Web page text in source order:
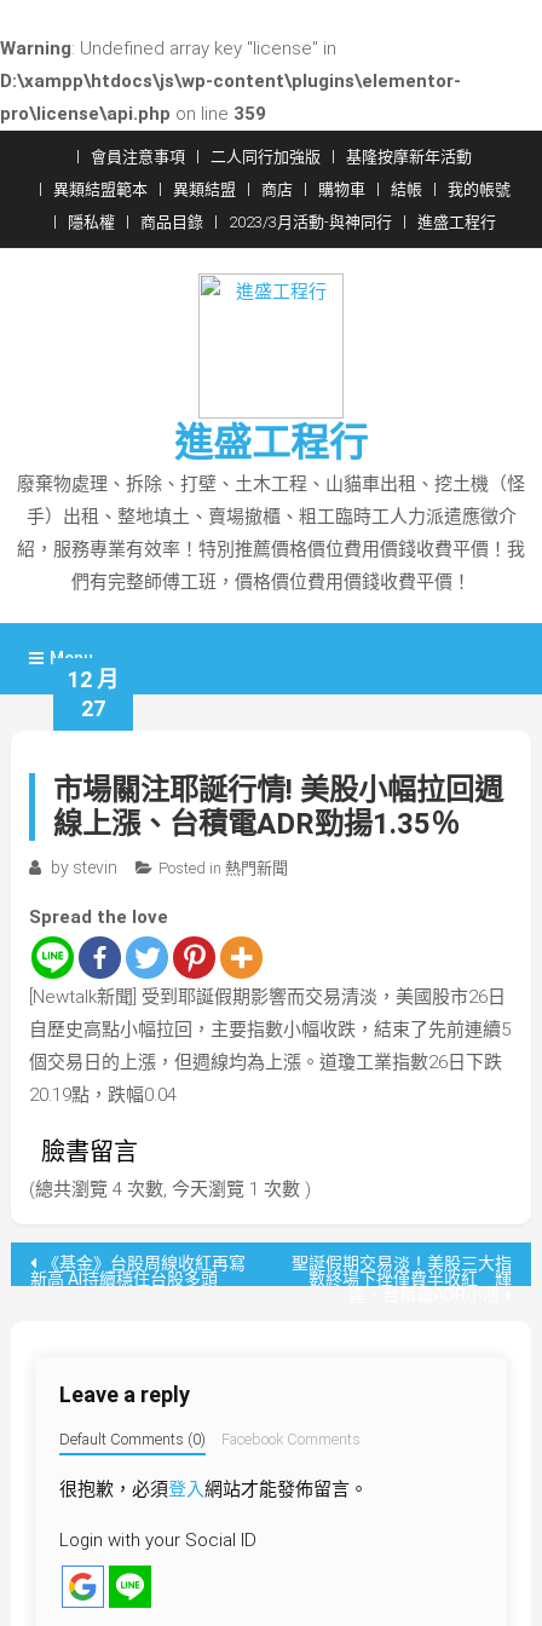
Warning: Undefined array key "license" in
D:\xampp\htdocs\js\wp-content\plugins\elementor-
pro\license\api.php on line 359
content
會員注意事項 二人同行加強版
基隆按摩新年活動
異類結盟範本
異類結盟 商店 購物車 結帳
我的帳號
隱私權
商品目錄 2023/3月活動-與神同行 進盛工程行
進盛工程行
廢棄物處理、拆除、打壁、土木工程、山貓車出租、挖土機（怪
手）出租、整地填土、賣場撤櫃、粗工臨時工人力派遣應徵介
紹，服務專業有效率！特別推薦價格價位費用價錢收費平價！我
們有完整師傅工班，價格價位費用價錢收費平價！
Menu
12 月
27
市場關注耶誕行情! 美股小幅拉回週
線上漲、台積電ADR勁揚1.35％
by stevin Posted in 熱門新聞
Spread the love
[Newtalk新聞] 受到耶誕假期影響而交易清淡，美國股市26日
自歷史高點小幅拉回，主要指數小幅收跌，結束了先前連續5
個交易日的上漲，但週線均為上漲。道瓊工業指數26日下跌
20.19點，跌幅0.04
臉書留言
(總共瀏覽 4 次數, 今天瀏覽 1 次數 )
文 《基金》台股周線收紅再寫
新高 AI持續穩住台股多頭
聖誕假期交易淡！美股三大指
數終場下挫僅費半收紅 輝
Leave a reply
Default Comments (0) Facebook Comments
很抱歉，必須登入網站才能發佈留言。
Login with your Social ID